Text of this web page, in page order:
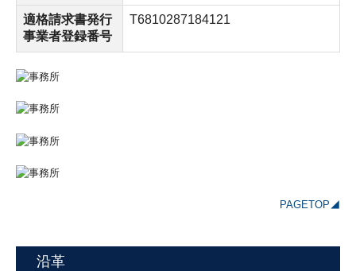
適格請求書発行
事業者登録番号
T6810287184121
PAGETOP◢
沿革